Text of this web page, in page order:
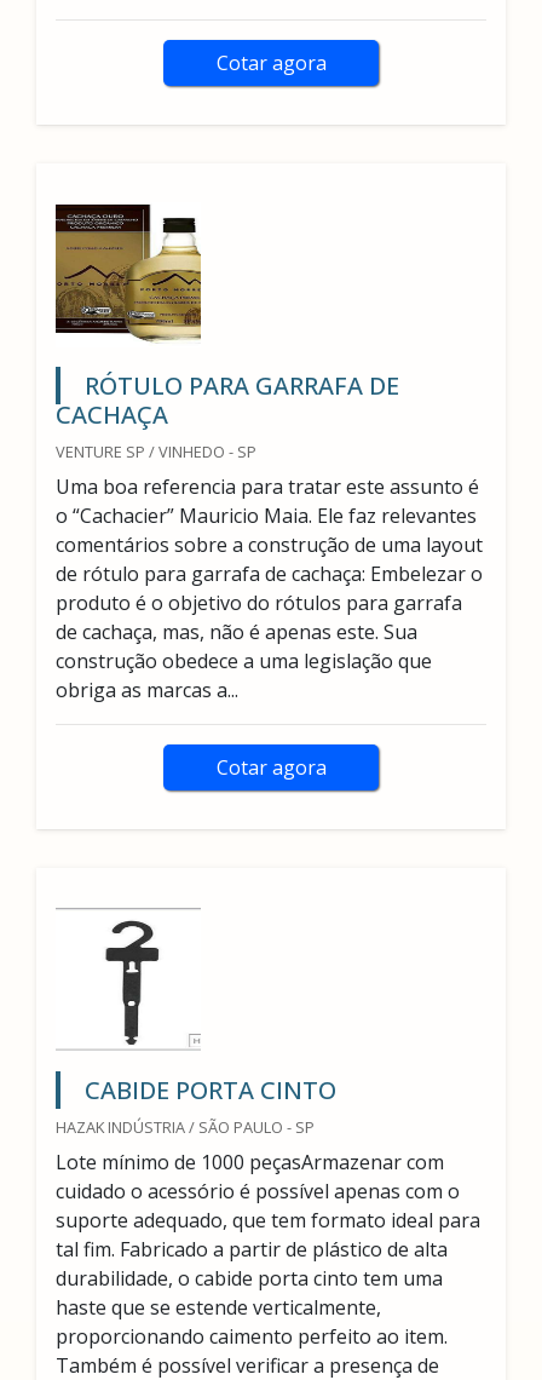
Cotar agora
RÓTULO PARA GARRAFA DE
CACHAÇA
VENTURE SP / VINHEDO - SP
Uma boa referencia para tratar este assunto é
o “Cachacier” Mauricio Maia. Ele faz relevantes
comentários sobre a construção de uma layout
de rótulo para garrafa de cachaça: Embelezar o
produto é o objetivo do rótulos para garrafa
de cachaça, mas, não é apenas este. Sua
construção obedece a uma legislação que
obriga as marcas a...
Cotar agora
CABIDE PORTA CINTO
HAZAK INDÚSTRIA / SÃO PAULO - SP
Lote mínimo de 1000 peçasArmazenar com
cuidado o acessório é possível apenas com o
suporte adequado, que tem formato ideal para
tal fim. Fabricado a partir de plástico de alta
durabilidade, o cabide porta cinto tem uma
haste que se estende verticalmente,
proporcionando caimento perfeito ao item.
Também é possível verificar a presença de